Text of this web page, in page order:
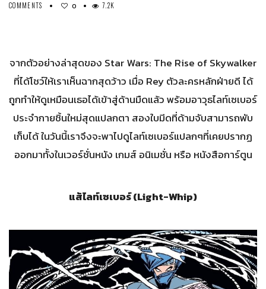
COMMENTS
0 7.2K
จากตัวอย่างล่าสุดของ Star Wars: The Rise of Skywalker
ที่ได้โชว์ให้เราเห็นฉากสุดว้าว เมื่อ Rey ตัวละครหลักฝ่ายดี ได้
ถูกทำให้ดูเหมือนเธอได้เข้าสู่ด้านมืดแล้ว พร้อมอาวุธไลท์เซเบอร์
ประจำกายชิ้นใหม่สุดแปลกตา สองใบมีดที่ด้ามจับสามารถพับ
เก็บได้ ในวันนี้เราจึงจะพาไปดูไลท์เซเบอร์แปลกๆที่เคยปรากฏ
ออกมาทั้งในเวอร์ชั่นหนัง เกมส์ อนิเมชั่น หรือ หนังสือการ์ตูน
แส้ไลท์เซเบอร์ (Light-Whip)